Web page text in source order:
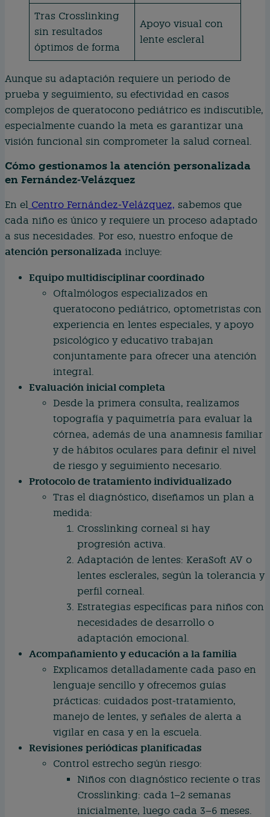
Tras Crosslinking
sin resultados
óptimos de forma
Apoyo visual con
lente escleral
Aunque su adaptación requiere un periodo de
prueba y seguimiento, su efectividad en casos
complejos de queratocono pediátrico es indiscutible,
especialmente cuando la meta es garantizar una
visión funcional sin comprometer la salud corneal.
Cómo gestionamos la atención personalizada
en Fernández‑Velázquez
En el Centro Fernández‑Velázquez, sabemos que
cada niño es único y requiere un proceso adaptado
a sus necesidades. Por eso, nuestro enfoque de
atención personalizada incluye:
Equipo multidisciplinar coordinado
Oftalmólogos especializados en
queratocono pediátrico, optometristas con
experiencia en lentes especiales, y apoyo
psicológico y educativo trabajan
conjuntamente para ofrecer una atención
integral.
Evaluación inicial completa
Desde la primera consulta, realizamos
topografía y paquimetría para evaluar la
córnea, además de una anamnesis familiar
y de hábitos oculares para definir el nivel
de riesgo y seguimiento necesario.
Protocolo de tratamiento individualizado
Tras el diagnóstico, diseñamos un plan a
medida:
Crosslinking corneal si hay
progresión activa.
Adaptación de lentes: KeraSoft AV o
lentes esclerales, según la tolerancia y
perfil corneal.
Estrategias específicas para niños con
necesidades de desarrollo o
adaptación emocional.
Acompañamiento y educación a la familia
Explicamos detalladamente cada paso en
lenguaje sencillo y ofrecemos guías
prácticas: cuidados post‑tratamiento,
manejo de lentes, y señales de alerta a
vigilar en casa y en la escuela.
Revisiones periódicas planificadas
Control estrecho según riesgo:
Niños con diagnóstico reciente o tras
Crosslinking: cada 1–2 semanas
inicialmente, luego cada 3–6 meses.